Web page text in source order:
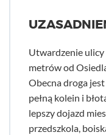
Utwardzenie
metrów od
Obecna droga
pełną kolein i
lepszy dojazd
przedszkola,